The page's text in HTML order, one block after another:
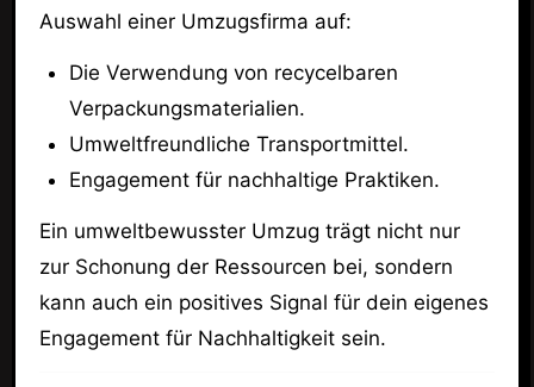
Auswahl einer Umzugsfirma auf:
Die Verwendung von recycelbaren
Verpackungsmaterialien.
Umweltfreundliche Transportmittel.
Engagement für nachhaltige Praktiken.
Ein umweltbewusster Umzug trägt nicht nur
zur Schonung der Ressourcen bei, sondern
kann auch ein positives Signal für dein eigenes
Engagement für Nachhaltigkeit sein.